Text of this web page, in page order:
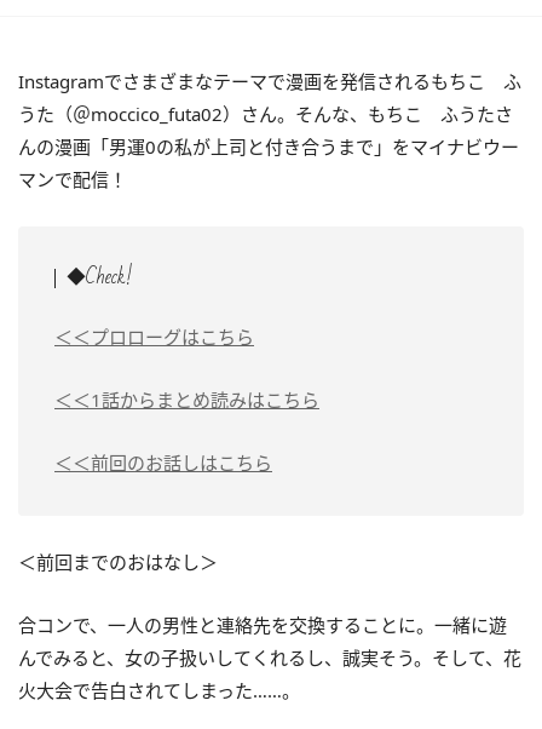
Instagramでさまざまなテーマで漫画を発信されるもちこ ふ
うた（＠moccico_futa02）さん。そんな、もちこ ふうたさ
んの漫画「男運0の私が上司と付き合うまで」をマイナビウー
マンで配信！
◆Check!
＜＜プロローグはこちら
＜＜1話からまとめ読みはこちら
＜＜前回のお話しはこちら
＜前回までのおはなし＞
合コンで、一人の男性と連絡先を交換することに。一緒に遊
んでみると、女の子扱いしてくれるし、誠実そう。そして、花
火大会で告白されてしまった……。